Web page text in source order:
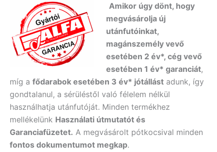
Amikor úgy dönt, hogy
megvásárolja új
utánfutóinkat,
magánszemély vevő
esetében 2 év*, cég vevő
esetében 1 év* garanciát,
míg a fődarabok esetében 3 év* jótállást adunk, így
gondtalanul, a sérüléstől való félelem nélkül
használhatja utánfutóját. Minden termékhez
mellékelünk Használati útmutatót és
Garanciafüzetet. A megvásárolt pótkocsival minden
fontos dokumentumot megkap.